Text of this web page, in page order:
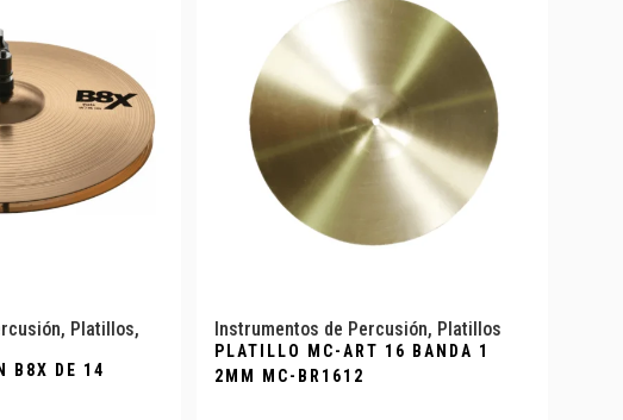
, Platillos,
B8X DE 14
Instrumentos de Percusión, Platillos
PLATILLO MC-ART 16 BANDA 1
2MM MC-BR1612